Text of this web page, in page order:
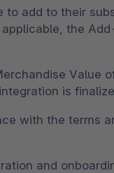
add to their
the
Value
is
with the terms
and